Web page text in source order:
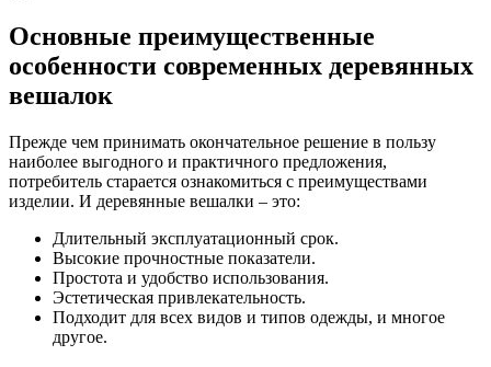
Основные преимущественные
особенности современных деревянных
вешалок
Прежде чем принимать окончательное решение в пользу
наиболее выгодного и практичного предложения,
потребитель старается ознакомиться с преимуществами
изделии. И деревянные вешалки – это:
Длительный эксплуатационный срок.
Высокие прочностные показатели.
Простота и удобство использования.
Эстетическая привлекательность.
Подходит для всех видов и типов одежды, и многое
другое.